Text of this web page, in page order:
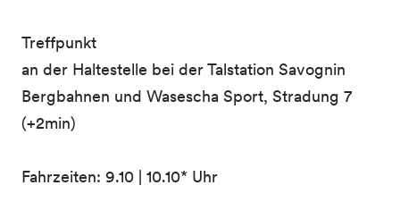
Treffpunkt
an der Haltestelle bei der Talstation Savognin
Bergbahnen und Wasescha Sport, Stradung 7
(+2min)
Fahrzeiten: 9.10 | 10.10* Uhr